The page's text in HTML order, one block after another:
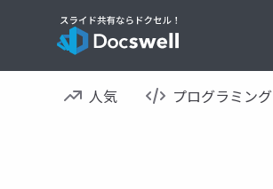
人気 プログラミング